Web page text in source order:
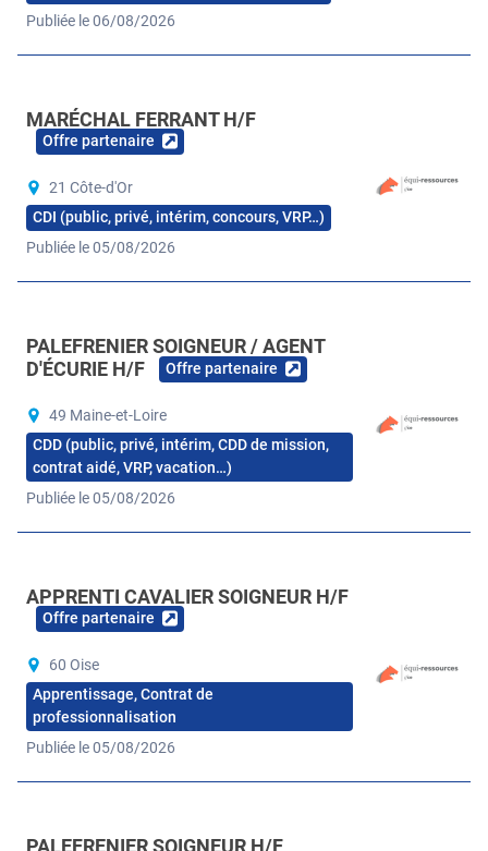
Publiée le 06/08/2026
MARÉCHAL FERRANT H/F
Offre partenaire
21 Côte-d'Or
CDI (public, privé, intérim, concours, VRP…)
Publiée le 05/08/2026
PALEFRENIER SOIGNEUR / AGENT
D'ÉCURIE H/F
Offre partenaire
49 Maine-et-Loire
CDD (public, privé, intérim, CDD de mission,
contrat aidé, VRP, vacation…)
Publiée le 05/08/2026
APPRENTI CAVALIER SOIGNEUR H/F
Offre partenaire
60 Oise
Apprentissage, Contrat de
professionnalisation
Publiée le 05/08/2026
PALEFRENIER SOIGNEUR H/F